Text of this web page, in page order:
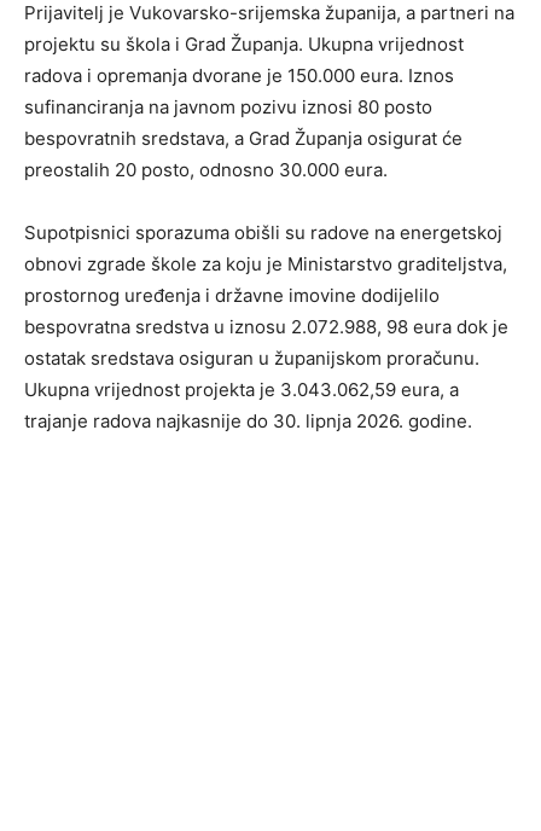
Prijavitelj je Vukovarsko-srijemska županija, a partneri na
projektu su škola i Grad Županja. Ukupna vrijednost
radova i opremanja dvorane je 150.000 eura. Iznos
sufinanciranja na javnom pozivu iznosi 80 posto
bespovratnih sredstava, a Grad Županja osigurat će
preostalih 20 posto, odnosno 30.000 eura.
Supotpisnici sporazuma obišli su radove na energetskoj
obnovi zgrade škole za koju je Ministarstvo graditeljstva,
prostornog uređenja i državne imovine dodijelilo
bespovratna sredstva u iznosu 2.072.988, 98 eura dok je
ostatak sredstava osiguran u županijskom proračunu.
Ukupna vrijednost projekta je 3.043.062,59 eura, a
trajanje radova najkasnije do 30. lipnja 2026. godine.